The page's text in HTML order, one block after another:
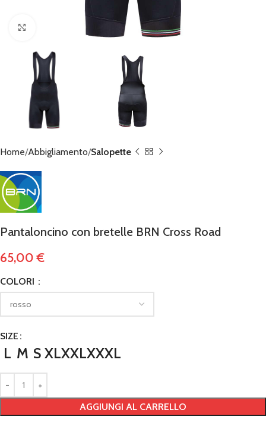
Click to enlarge
Home Abbigliamento Salopette
Pantaloncino con bretelle BRN Cross Road
65,00€
COLORI
SIZE
L M S XLXXLXXXL
AGGIUNGI AL CARRELLO